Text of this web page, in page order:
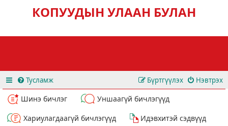
КОПУУДЫН УЛААН БУЛАН
Тусламж Нэвтрэх
Бүртгүүлэх
Шинэ бичлэг
Уншаагүй бичлэгүүд
Хариулагдаагүй бичлэгүүд
Идэвхитэй сэдвүүд